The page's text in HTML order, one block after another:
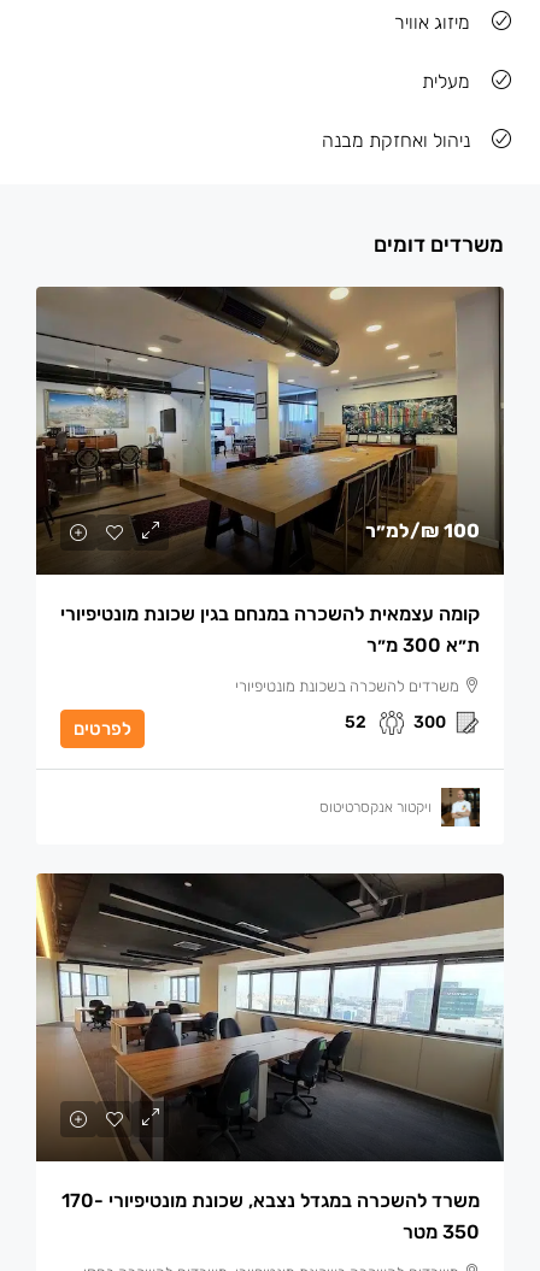
מיזוג אוויר
מעלית
ניהול ואחזקת מבנה
משרדים דומים
100 ₪ /למ״ר
קומה עצמאית להשכרה במנחם בגין שכונת מונטיפיורי
ת״א 300 מ״ר
משרדים להשכרה בשכונת מונטיפיורי
300
52 לפרטים
ויקטור אנקסרטיטוס
משרד להשכרה במגדל נצבא, שכונת מונטיפיורי 170-
350 מטר